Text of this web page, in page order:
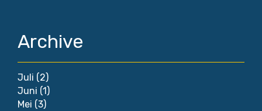
Archive
Juli (2)
Juni (1)
Mei (3)